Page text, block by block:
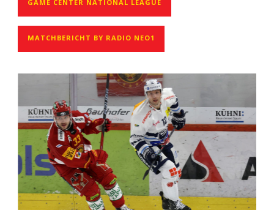
GAME CENTER NATIONAL LEAGUE
MATCHBERICHT BY RADIO NEO1